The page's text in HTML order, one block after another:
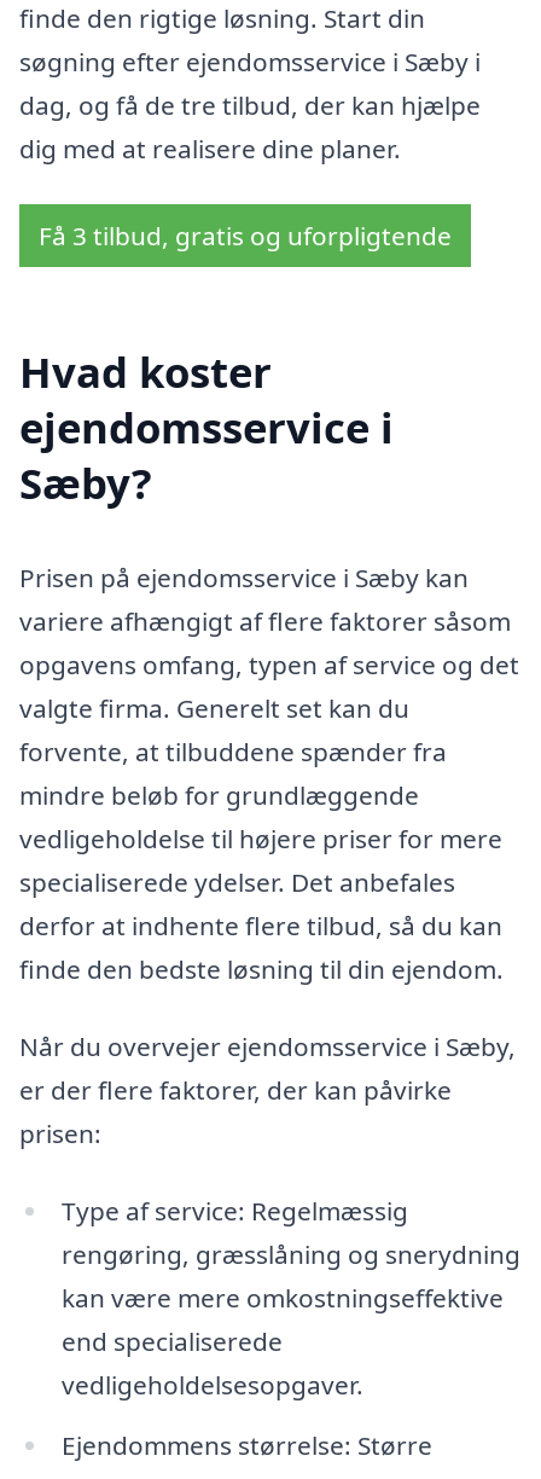
finde den rigtige løsning. Start din
søgning efter ejendomsservice i Sæby i
dag, og få de tre tilbud, der kan hjælpe
dig med at realisere dine planer.
Få 3 tilbud, gratis og uforpligtende
Hvad koster
ejendomsservice i
Sæby?
Prisen på ejendomsservice i Sæby kan
variere afhængigt af flere faktorer såsom
opgavens omfang, typen af service og det
valgte firma. Generelt set kan du
forvente, at tilbuddene spænder fra
mindre beløb for grundlæggende
vedligeholdelse til højere priser for mere
specialiserede ydelser. Det anbefales
derfor at indhente flere tilbud, så du kan
finde den bedste løsning til din ejendom.
Når du overvejer ejendomsservice i Sæby,
er der flere faktorer, der kan påvirke
prisen:
Type af service: Regelmæssig
rengøring, græsslåning og snerydning
kan være mere omkostningseffektive
end specialiserede
vedligeholdelsesopgaver.
Ejendommens størrelse: Større